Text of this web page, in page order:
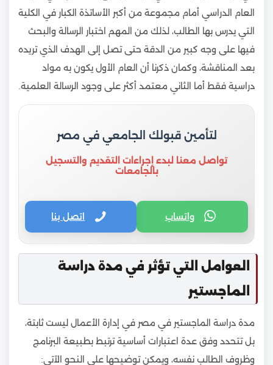
العام الدراسي أمام مجموعة من أكبر الأساتذة الكبار في الكلية
التي يدرس بها الطالب، لذلك من المهم اختبار الرسالة والبحث
فيها على وجه كبير من الدقة حتى تصل إلى الهدف الذي تريده
بعد المناقشة، وكمان ذكرنا أن العام الأول يكون به مواد
دراسية فقط أما الثاني معتمد أكثر على وجود الرسالة العلمية.
لتأمين قبولك الجامعي في مصر
تواصل معنا لبدء إجراءات التقديم والتسجيل
بالجامعات
واتساب اتصل بنا
العوامل التي تؤثر في مدة دراسة
الماجستير
مدة دراسة الماجستير في مصر في إدارة الأعمال ليست ثابتة،
بل تتحدد وفق عدة اعتبارات أساسية ترتبط بطبيعة البرنامج
وظروف الطالب نفسه، ويمكن توضيحها على النحو الآتي: